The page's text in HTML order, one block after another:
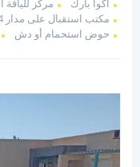
مكتب استقبال على مدار 24 ساعة
حوض استحمام أو دش